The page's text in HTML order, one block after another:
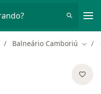
Balneário Camboriú